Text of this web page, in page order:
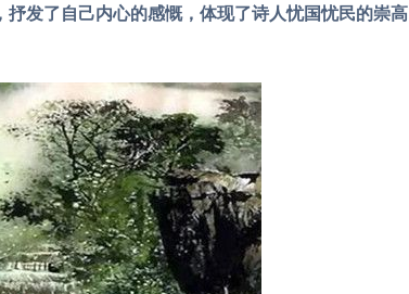
发了自己内心的感慨，体现了诗人忧国忧民的崇高